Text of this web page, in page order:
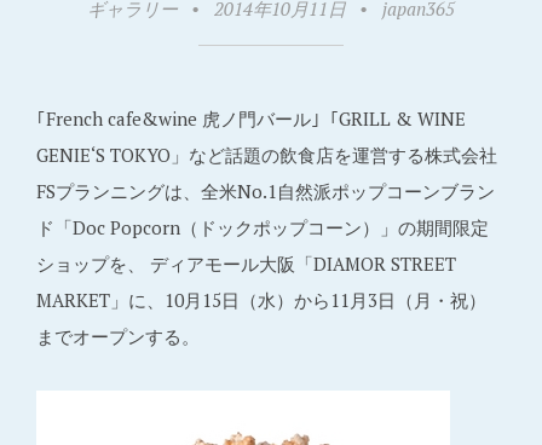
ギャラリー • 2014年10月11日 • japan365
｢French cafe&wine 虎ノ門バール｣「GRILL & WINE
GENIE‘S TOKYO」など話題の飲食店を運営する株式会社
FSプランニングは、全米No.1自然派ポップコーンブラン
ド「Doc Popcorn（ドックポップコーン）」の期間限定
ショップを、 ディアモール大阪「DIAMOR STREET
MARKET」に、10月15日（水）から11月3日（月・祝）
までオープンする。